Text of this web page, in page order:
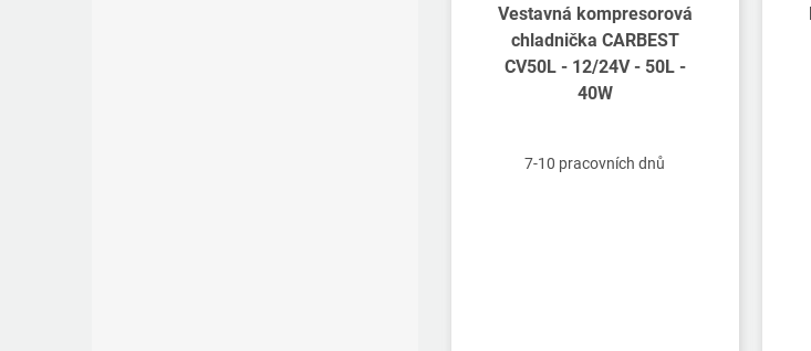
Vestavná kompresorová
chladnička CARBEST
CV50L - 12/24V - 50L -
40W
7-10 pracovních dnů